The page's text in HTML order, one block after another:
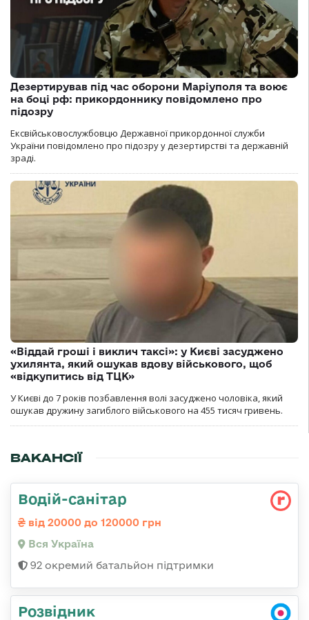
Дезертирував під час оборони Маріуполя та воює
на боці рф: прикордоннику повідомлено про
підозру
Ексвійськовослужбовцю Державної прикордонної служби
України повідомлено про підозру у дезертирстві та державній
зраді.
«Віддай гроші і виклич таксі»: у Києві засуджено
ухилянта, який ошукав вдову військового, щоб
«відкупитись від ТЦК»
У Києві до 7 років позбавлення волі засуджено чоловіка, який
ошукав дружину загиблого військового на 455 тисяч гривень.
ВАКАНСІЇ
Водій-санітар
від 20000 до 120000 грн
Вся Україна
92 окремий батальйон підтримки
Розвідник